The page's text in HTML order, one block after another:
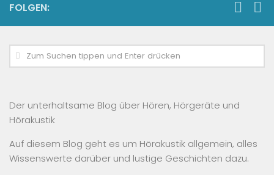
FOLGEN:
Der unterhaltsame Blog über Hören, Hörgeräte und
Hörakustik
Auf diesem Blog geht es um Hörakustik allgemein, alles
Wissenswerte darüber und lustige Geschichten dazu.